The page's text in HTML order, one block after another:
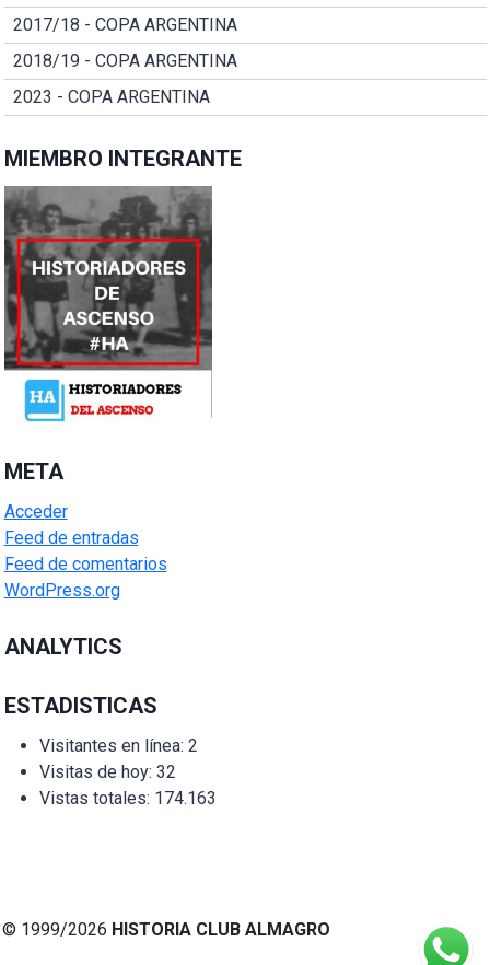
2017/18 - COPA ARGENTINA
2018/19 - COPA ARGENTINA
2023 - COPA ARGENTINA
MIEMBRO INTEGRANTE
META
Acceder
Feed de entradas
Feed de comentarios
WordPress.org
ANALYTICS
ESTADISTICAS
Visitantes en línea: 2
Visitas de hoy: 32
Vistas totales: 174.163
© 1999/2026 HISTORIA CLUB ALMAGRO